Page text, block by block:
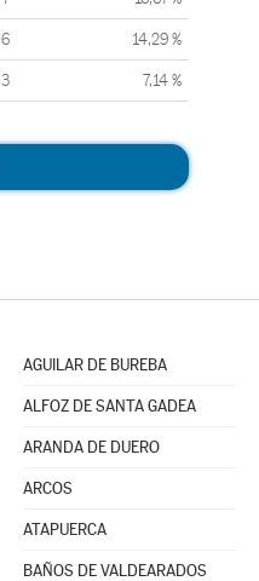
6 14,29 %
3 7,14 %
AGUILAR DE BUREBA
ALFOZ DE SANTA GADEA
ARANDA DE DUERO
ARCOS
ATAPUERCA
BAÑOS DE VALDEARADOS